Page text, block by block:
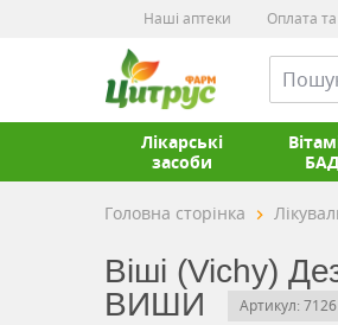
Наші аптеки Оплата
Лікарські
засоби
Головна сторінка
Віші (Vichy)
ВИШИ
Артикул: 7126